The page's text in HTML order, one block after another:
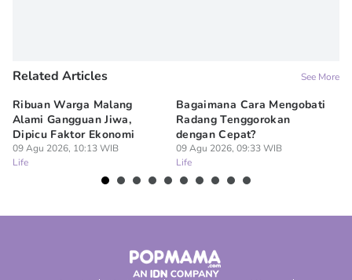
Related Articles See More
Ribuan Warga Malang
Alami Gangguan Jiwa,
Dipicu Faktor Ekonomi
09 Agu 2026, 10:13 WIB
Life
Bagaimana Cara Mengobati
Radang Tenggorokan
dengan Cepat?
09 Agu 2026, 09:33 WIB
Life